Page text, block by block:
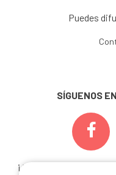
Puedes
SÍGUENOS
¡ Y NO TE PIERDAS